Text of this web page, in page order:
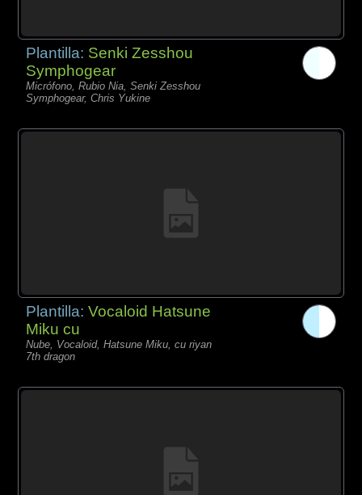
Plantilla: Senki Zesshou
Symphogear
Micrófono, Rubio Nia, Senki Zesshou
Symphogear, Chris Yukine
Plantilla:Vocaloid Hatsune
Miku cu
Nube, Vocaloid, Hatsune Miku, cu riyan
7th dragon